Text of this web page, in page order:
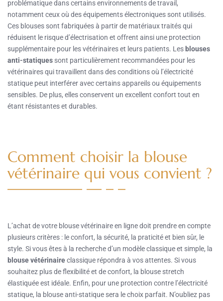
problématique dans certains environnements de travail,
notamment ceux où des équipements électroniques sont utilisés.
Ces blouses sont fabriquées à partir de matériaux traités qui
réduisent le risque d’électrisation et offrent ainsi une protection
supplémentaire pour les vétérinaires et leurs patients. Les blouses
anti-statiques sont particulièrement recommandées pour les
vétérinaires qui travaillent dans des conditions où l’électricité
statique peut interférer avec certains appareils ou équipements
sensibles. De plus, elles conservent un excellent confort tout en
étant résistantes et durables.
Comment choisir la blouse
vétérinaire qui vous convient ?
L’achat de votre blouse vétérinaire en ligne doit prendre en compte
plusieurs critères : le confort, la sécurité, la praticité et bien sûr, le
style. Si vous êtes à la recherche d’un modèle classique et simple, la
blouse vétérinaireclassique répondra à vos attentes. Si vous
souhaitez plus de flexibilité et de confort, la blouse stretch
élastiquée est idéale. Enfin, pour une protection contre l’électricité
statique, la blouse anti-statique sera le choix parfait. N’oubliez pas